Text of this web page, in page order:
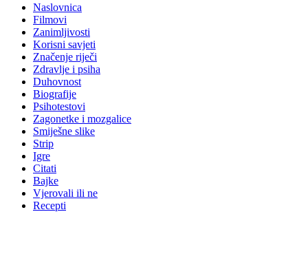
Naslovnica
Filmovi
Zanimljivosti
Korisni savjeti
Značenje riječi
Zdravlje i psiha
Duhovnost
Biografije
Psihotestovi
Zagonetke i mozgalice
Smiješne slike
Strip
Igre
Citati
Bajke
Vjerovali ili ne
Recepti